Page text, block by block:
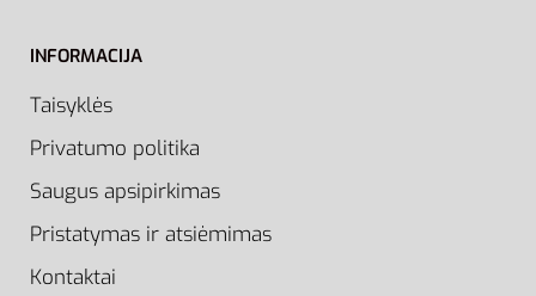
INFORMACIJA
Taisyklės
Privatumo politika
Saugus apsipirkimas
Pristatymas ir atsiėmimas
Kontaktai